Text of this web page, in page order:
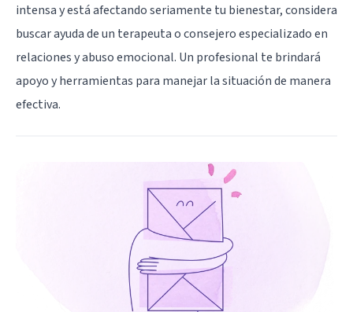
intensa y está afectando seriamente tu bienestar, considera
buscar ayuda de un terapeuta o consejero especializado en
relaciones y abuso emocional. Un profesional te brindará
apoyo y herramientas para manejar la situación de manera
efectiva.